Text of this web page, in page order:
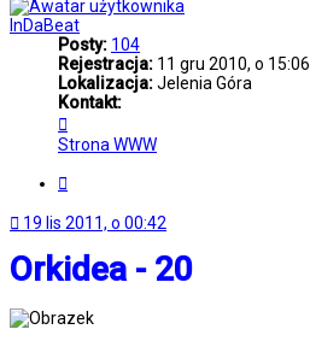
InDaBeat
Posty: 104
Rejestracja: 11 gru 2010, o 15:06
Lokalizacja:Jelenia Góra
Kontakt:
się
z
Strona WWW
19 lis 2011, o 00:42
Orkidea - 20